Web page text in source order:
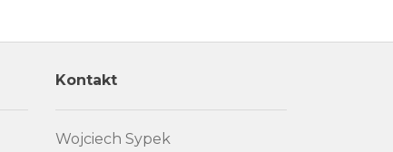
Kontakt
Wojciech Sypek